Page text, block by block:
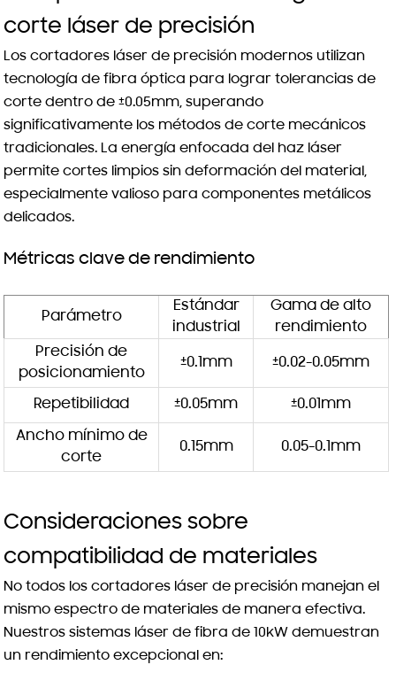
corte láser de precisión
Los cortadores láser de precisión modernos utilizan
tecnología de fibra óptica para lograr tolerancias de
corte dentro de ±0.05mm, superando
significativamente los métodos de corte mecánicos
tradicionales. La energía enfocada del haz láser
permite cortes limpios sin deformación del material,
especialmente valioso para componentes metálicos
delicados.
Métricas clave de rendimiento
Parámetro
Estándar
industrial
Gama de alto
rendimiento
Precisión de
posicionamiento
±0.1mm ±0.02-0.05mm
Repetibilidad ±0.05mm
±0.01mm
Ancho mínimo de
corte
0.15mm 0.05-0.1mm
Consideraciones sobre
compatibilidad de materiales
No todos los cortadores láser de precisión manejan el
mismo espectro de materiales de manera efectiva.
Nuestros sistemas láser de fibra de 10kW demuestran
un rendimiento excepcional en: